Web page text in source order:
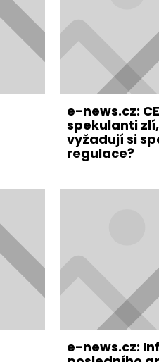
e-news.cz:
spekulanti
vyžadují si
regulace?
e-news.cz: